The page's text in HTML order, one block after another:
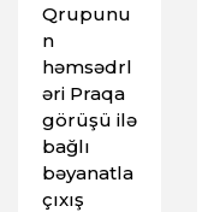
Qrupunu
n
həmsədrl
əri Praqa
görüşü ilə
bağlı
bəyanatla
çıxış